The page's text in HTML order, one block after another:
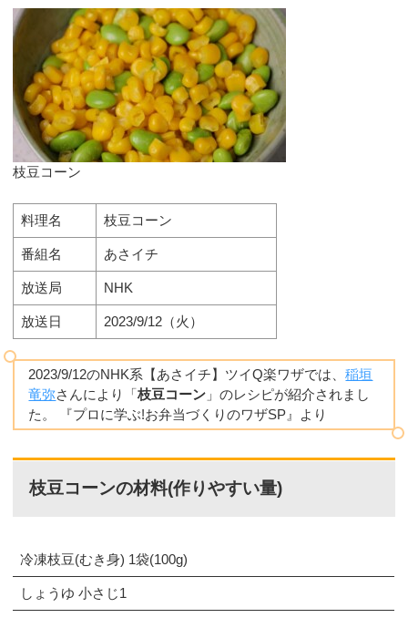
枝豆コーン
料理名 枝豆コーン
番組名 あさイチ
放送局 NHK
放送日 2023/9/12（火）
2023/9/12のNHK系【あさイチ】ツイQ楽ワザでは、稲垣
竜弥さんにより「枝豆コーン 」のレシピが紹介されまし
た。 『プロに学ぶ!お弁当づくりのワザSP』より
枝豆コーンの材料(作りやすい量)
冷凍枝豆(むき身) 1袋(100g)
しょうゆ 小さじ1